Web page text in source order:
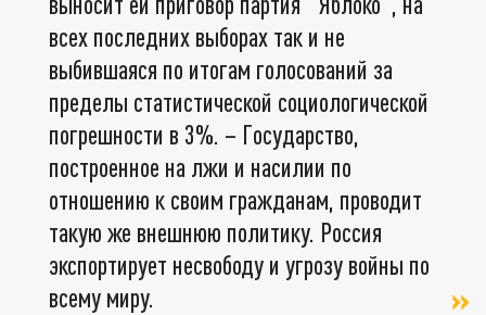
всех последних выборах так и не
выбившаяся по итогам голосований за
пределы статистической социологической
погрешности в 3%. – Государство,
построенное на лжи и насилии по
отношению к своим гражданам, проводит
такую же внешнюю политику. Россия
экспортирует несвободу и угрозу войны по
всему миру.